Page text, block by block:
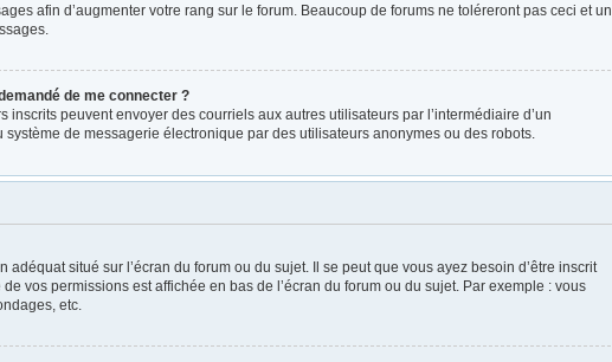
afin d’augmenter votre rang sur le forum. Beaucoup de forums ne toléreront pas ceci et un
de me connecter ?
peuvent envoyer des courriels aux autres utilisateurs par l’intermédiaire d’un
de messagerie électronique par des utilisateurs anonymes ou des robots.
situé sur l’écran du forum ou du sujet. Il se peut que vous ayez besoin d’être inscrit
vos permissions est affichée en bas de l’écran du forum ou du sujet. Par exemple : vous
etc.